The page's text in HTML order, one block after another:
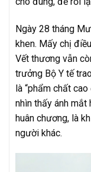
Ngày 28 tháng
khen. Mấy chị
Vết thương vẫn
trưởng Bộ Y tế
là “phẩm chất
nhìn thấy ánh mắt
huân chương, là
người khác.